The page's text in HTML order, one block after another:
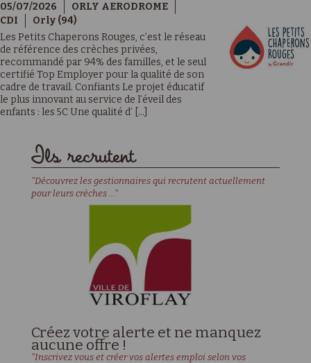
05/07/2026
ORLY AERODROME
CDI
Orly (94)
Les Petits Chaperons Rouges, c’est le réseau
de référence des crèches privées,
recommandé par 94% des familles, et le seul
certifié Top Employer pour la qualité de son
cadre de travail. Confiants Le projet éducatif
le plus innovant au service de l’éveil des
enfants : les 5C Une qualité d’ [...]
Ils recrutent
"Découvrez les gestionnaires qui recrutent actuellement
pour leurs crèches ..."
Créez votre alerte et ne manquez
aucune offre !
"Inscrivez vous et créer vos alertes emploi selon vos